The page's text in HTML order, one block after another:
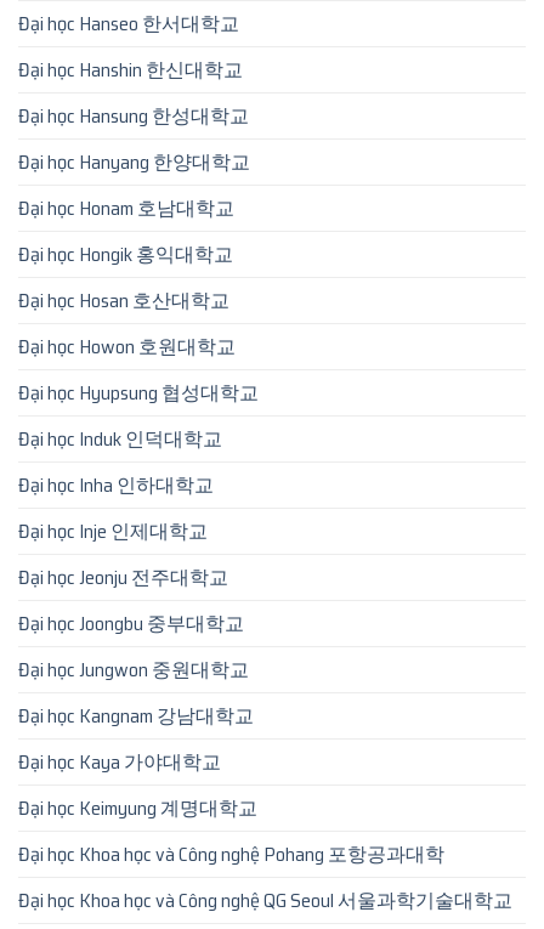
Đại học Hanseo 한서대학교
Đại học Hanshin 한신대학교
Đại học Hansung 한성대학교
Đại học Hanyang 한양대학교
Đại học Honam 호남대학교
Đại học Hongik 홍익대학교
Đại học Hosan 호산대학교
Đại học Howon 호원대학교
Đại học Hyupsung 협성대학교
Đại học Induk 인덕대학교
Đại học Inha 인하대학교
Đại học Inje 인제대학교
Đại học Jeonju 전주대학교
Đại học Joongbu 중부대학교
Đại học Jungwon 중원대학교
Đại học Kangnam 강남대학교
Đại học Kaya 가야대학교
Đại học Keimyung 계명대학교
Đại học Khoa học và Công nghệ Pohang 포항공과대학
Đại học Khoa học và Công nghệ QG Seoul 서울과학기술대학교